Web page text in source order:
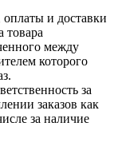
и доставки
товара
между
которого
за
заказов как
за наличие